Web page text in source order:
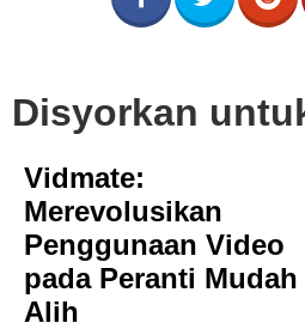
Disyorkan
Vidmate:
Merevolusikan
Penggunaan Video
pada Peranti Mudah
Alih